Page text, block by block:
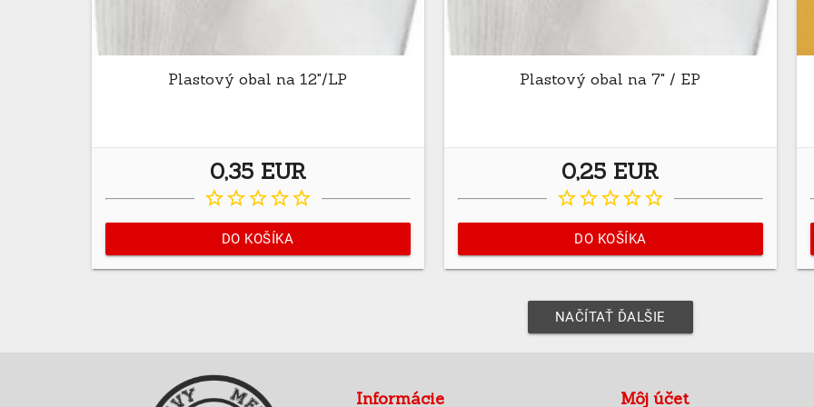
Plastový obal na 12"/LP
0,35 EUR
star_borderstar_borderstar_borderstar_borderstar_border
DO KOŠÍKA
Plastový obal na 7" / EP
0,25 EUR
star_borderstar_borderstar_borderstar_borderstar_border
DO KOŠÍKA
NAČÍTAŤ ĎALŠIE
Informácie Môj účet